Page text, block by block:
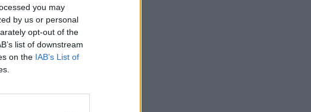
you may
by us or personal
opt-out of the
list of downstream
on the IAB’s List of